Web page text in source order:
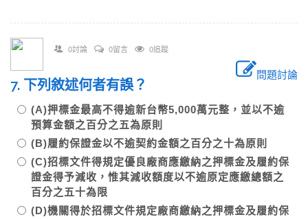
0討論 0留言 0追蹤
問題討論
7. 下列敘述何者有誤？
(A)押標金最高不得逾新台幣5,000萬元整，並以不逾
預算金額之百分之五為原則
(B)履約保證金以不逾契約金額之百分之十為原則
(C)招標文件得規定優良廠商應繳納之押標金及履約保
證金得予減收，惟其減收額度以不逾原定應繳總額之
百分之五十為限
(D)機關得於招標文件規定廠商繳納之押標金及履約保